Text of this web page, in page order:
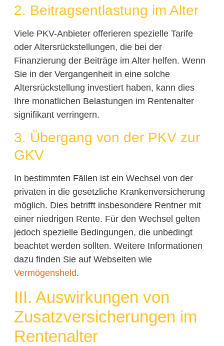
2. Beitragsentlastung im Alter
Viele PKV-Anbieter offerieren spezielle Tarife
oder Altersrückstellungen, die bei der
Finanzierung der Beiträge im Alter helfen. Wenn
Sie in der Vergangenheit in eine solche
Altersrückstellung investiert haben, kann dies
Ihre monatlichen Belastungen im Rentenalter
signifikant verringern.
3. Übergang von der PKV zur
GKV
In bestimmten Fällen ist ein Wechsel von der
privaten in die gesetzliche Krankenversicherung
möglich. Dies betrifft insbesondere Rentner mit
einer niedrigen Rente. Für den Wechsel gelten
jedoch spezielle Bedingungen, die unbedingt
beachtet werden sollten. Weitere Informationen
dazu finden Sie auf Webseiten wie
Vermögensheld.
III. Auswirkungen von
Zusatzversicherungen im
Rentenalter